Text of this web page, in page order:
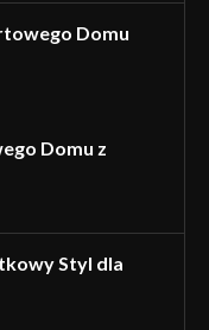
Domu
Domu z
Styl dla